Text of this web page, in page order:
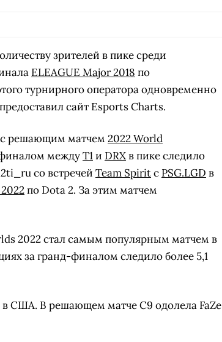
зрителей в пике среди
ELEAGUE Major 2018 по
турнирного оператора одновременно
сайт Esports Charts.
с решающим матчем 2022 World
финалом междуT1и DRXв пике следило
со встречей Team Spiritс PSG.LGD в
по Dota 2. За этим матчем
2022 стал самым популярным матчем в
за гранд-финалом следило более 5,1
в США. В решающем матче C9 одолела FaZe